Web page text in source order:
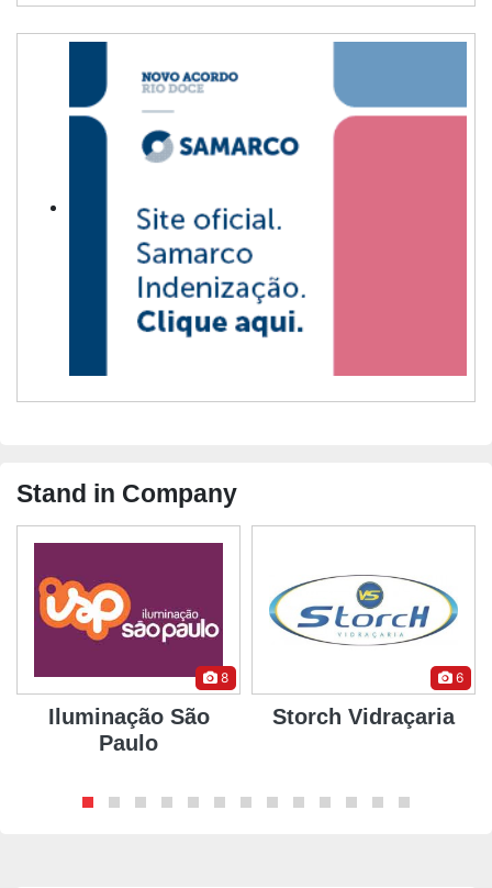
Stand in Company
8
Iluminação São
Paulo
6
Storch Vidraçaria